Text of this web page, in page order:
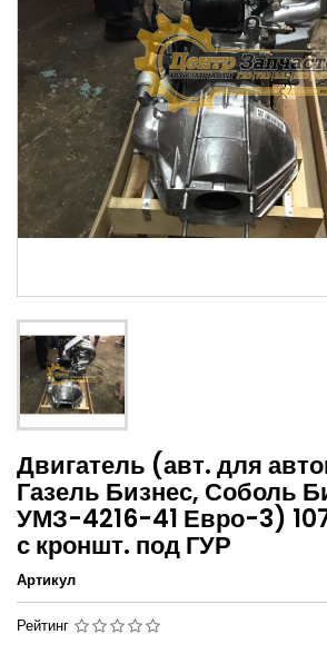
Двигатель (авт. для
Газель Бизнес, Соболь
УМЗ-4216-41 Евро-3)
с кроншт. под ГУР
Артикул
Рейтинг